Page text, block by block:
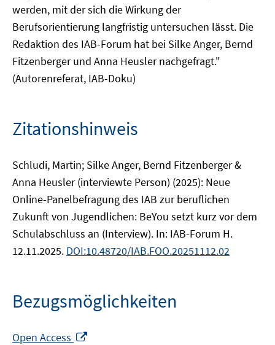
werden, mit der sich die Wirkung der
Berufsorientierung langfristig untersuchen lässt. Die
Redaktion des IAB-Forum hat bei Silke Anger, Bernd
Fitzenberger und Anna Heusler nachgefragt."
(Autorenreferat, IAB-Doku)
Zitationshinweis
Schludi, Martin; Silke Anger, Bernd Fitzenberger &
Anna Heusler (interviewte Person) (2025): Neue
Online-Panelbefragung des IAB zur beruflichen
Zukunft von Jugendlichen: BeYou setzt kurz vor dem
Schulabschluss an (Interview). In: IAB-Forum H.
12.11.2025. DOI:10.48720/IAB.FOO.20251112.02
Bezugsmöglichkeiten
Open Access